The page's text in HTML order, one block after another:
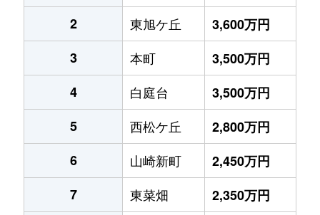
2
東旭ケ丘
3,600万円
3
本町
3,500万円
4
白庭台
3,500万円
5
西松ケ丘
2,800万円
6
山崎新町
2,450万円
7
東菜畑
2,350万円